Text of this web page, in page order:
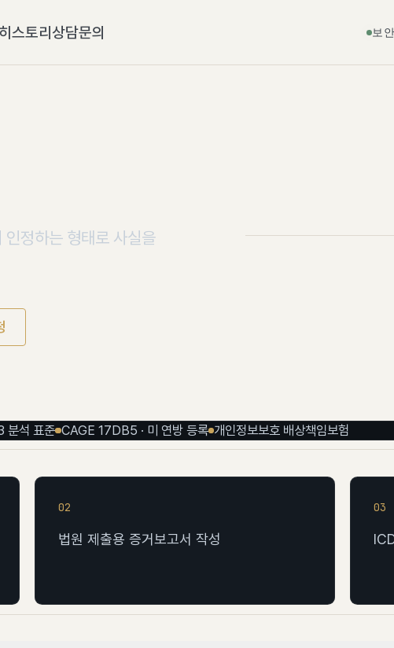
히스토리상담문의 보
인정하는 형태로 사실을
분석 표준 CAGE 17DB5 · 미 연방 등록 개인정보보호 배상책임보험
02
법원 제출용 증거보고서 작성
03